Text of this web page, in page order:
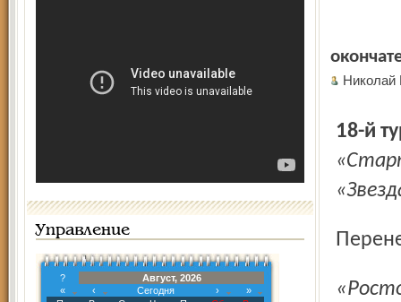
Управление
?
Август, 2026
«
‹ Сегодня ›
»
18-й